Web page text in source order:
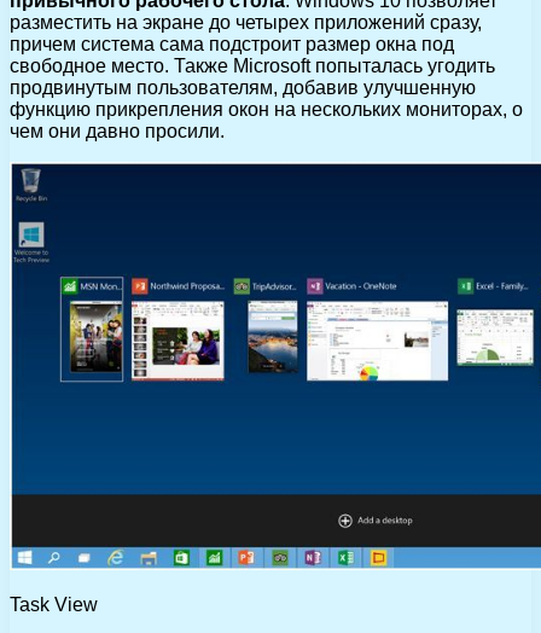
разместить на экране до четырех приложений сразу,
причем система сама подстроит размер окна под
свободное место. Также Microsoft попыталась угодить
продвинутым пользователям, добавив улучшенную
функцию прикрепления окон на нескольких мониторах, о
чем они давно просили.
Task View